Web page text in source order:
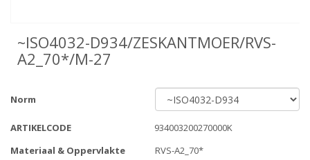
~ISO4032-D934/ZESKANTMOER/RVS-
A2_70*/M-27
Norm
ARTIKELCODE
934003200270000K
Materiaal & Oppervlakte
RVS-A2_70*